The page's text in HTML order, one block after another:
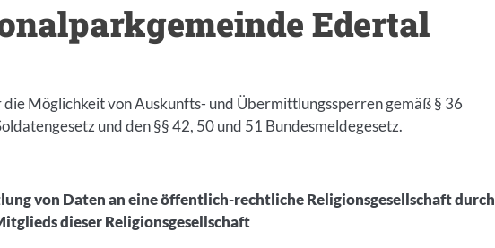
Edertal
Möglichkeit von Auskunfts- und Übermittlungssperren gemäß § 36
und den §§ 42, 50 und 51 Bundesmeldegesetz.
von Daten an eine öffentlich-rechtliche Religionsgesellschaft durch
dieser Religionsgesellschaft